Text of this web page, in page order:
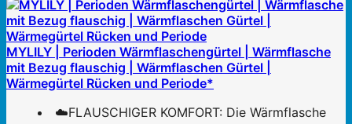
MYLILY | Perioden Wärmflaschengürtel | Wärmflasche
mit Bezug flauschig | Wärmflaschen Gürtel |
Wärmegürtel Rücken und Periode*
☁️FLAUSCHIGER KOMFORT: Die Wärmflasche